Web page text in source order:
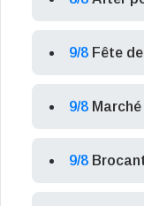
9/8 Fête
9/8
9/8